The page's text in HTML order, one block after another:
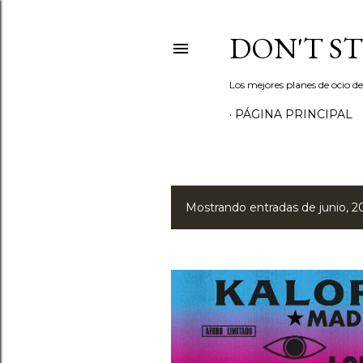
DON'T
Los mejores planes de ocio
PÁGINA PRINCIPAL
E
r
a
Mostrando entradas de junio,